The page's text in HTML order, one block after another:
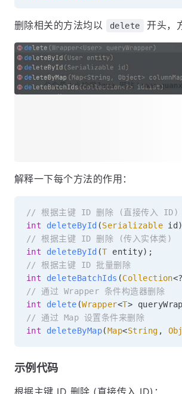
删除相关的方法均以 delete 开头，
解释一下每个方法的作用：
// 根据主键 ID 删除 (直接传入 ID)
int
deleteById (Serializable id )
// 根据主键 ID 删除 (传入实体类)
int
deleteById (T entity) ;
// 根据主键 ID 批量删除
int
deleteBatchIds (Collection<?
// 通过 Wrapper 条件构造器删除
int
delete (Wrapper<T>
// 通过 Map 设置条件来删除
int
deleteByMap(Map<String ,
示例代码
根据主键 ID 删除 (直接传入 ID)：